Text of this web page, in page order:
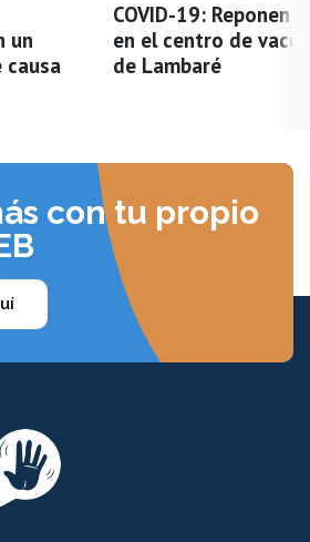
un
causa
COVID-19: Reponen
en el centro de
de Lambaré
con tu propio